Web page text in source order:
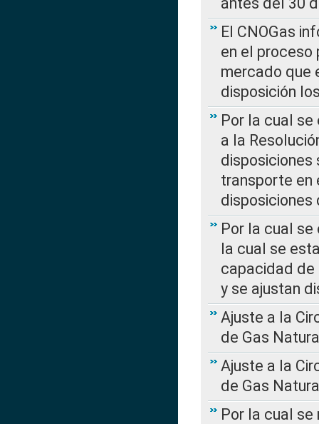
El CNOGas
en el
mercado que
disposición
Por la cual se
a la
disposiciones
transporte en
disposiciones
Por la cual se
la cual se
capacidad de
y se ajustan
Ajuste a la
de Gas
Ajuste a la
de Gas
Por la cual se